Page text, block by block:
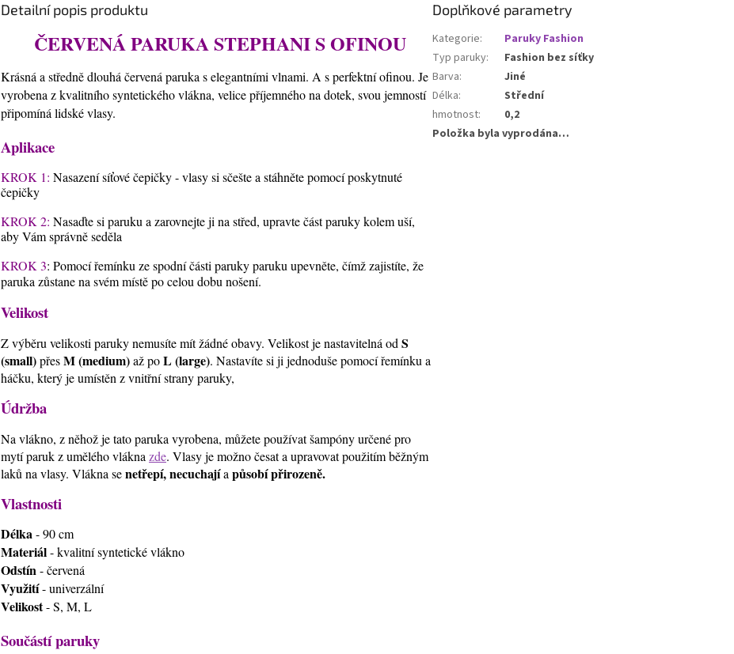
Detailní popis produktu
ČERVENÁ PARUKA STEPHANI S OFINOU
Krásná a středně dlouhá červená paruka s elegantními vlnami. A s perfektní ofinou. Je
vyrobena z kvalitního syntetického vlákna, velice příjemného na dotek, svou jemností
připomíná lidské vlasy.
Aplikace
KROK 1: Nasazení síťové čepičky - vlasy si sčešte a stáhněte pomocí poskytnuté
čepičky
KROK 2: Nasaďte si paruku a zarovnejte ji na střed, upravte část paruky kolem uší,
aby Vám správně seděla
KROK 3: Pomocí řemínku ze spodní části paruky paruku upevněte, čímž zajistíte, že
paruka zůstane na svém místě po celou dobu nošení.
Velikost
Z výběru velikosti paruky nemusíte mít žádné obavy. Velikost je nastavitelná od S
(small)přesM (medium)až poL (large). Nastavíte si ji jednoduše pomocí řemínku a
háčku, který je umístěn z vnitřní strany paruky,
Údržba
Na vlákno, z něhož je tato paruka vyrobena, můžete používat šampóny určené pro
mytí paruk z umělého vláknazde. Vlasy je možno česat a upravovat použitím běžným
laků na vlasy. Vlákna senetřepí, necuchajíapůsobí přirozeně.
Vlastnosti
Délka - 90 cm
Materiál- kvalitní syntetické vlákno
Odstín - červená
Využití- univerzální
Velikost- S, M, L
Součástí paruky
Doplňkové parametry
Kategorie:
Paruky Fashion
Typ paruky:
Fashion bez síťky
Barva:
Jiné
Délka:
Střední
hmotnost:
0,2
Položka byla vyprodána…